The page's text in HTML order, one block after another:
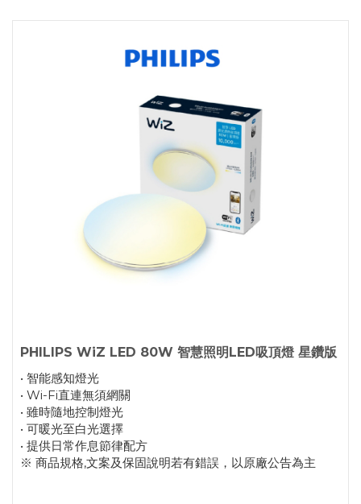
PHILIPS WiZ LED 80W 智慧照明LED吸頂燈 星鑽版
• 智能感知燈光
• Wi-Fi直連無須網關
• 雖時隨地控制燈光
• 可暖光至白光選擇
• 提供日常作息節律配方
※ 商品規格,文案及保固說明若有錯誤，以原廠公告為主